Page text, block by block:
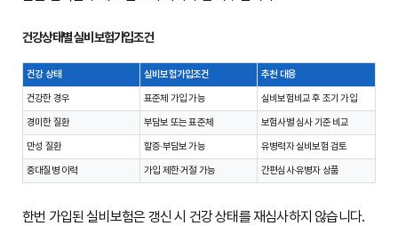
건강상태별 실비보험가입조건
건강 상태 실비보험가입조건 추천 대응
건강한 경우 표준체 가입 가능 실비보험비교 후 조기 가입
경미한 질환 부담보 또는 표준체 보험사별 심사 기준 비교
만성 질환 할증·부담보 가능 유병력자 실비보험 검토
중대질병 이력 가입 제한·거절 가능 간편심사·유병자 상품
한번 가입된 실비보험은 갱신 시 건강 상태를 재심사하지 않습니다.